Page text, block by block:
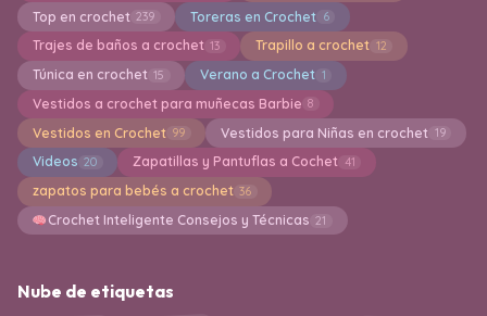
Top en crochet 239 Toreras en Crochet 6
Trajes de baños a crochet 13 Trapillo a crochet 12
Túnica en crochet 15 Verano a Crochet 1
Vestidos a crochet para muñecas Barbie 8
Vestidos en Crochet 99 Vestidos para Niñas en crochet 19
Videos 20 Zapatillas y Pantuflas a Cochet 41
zapatos para bebés a crochet 36
Crochet Inteligente Consejos y Técnicas 21
Nube de etiquetas